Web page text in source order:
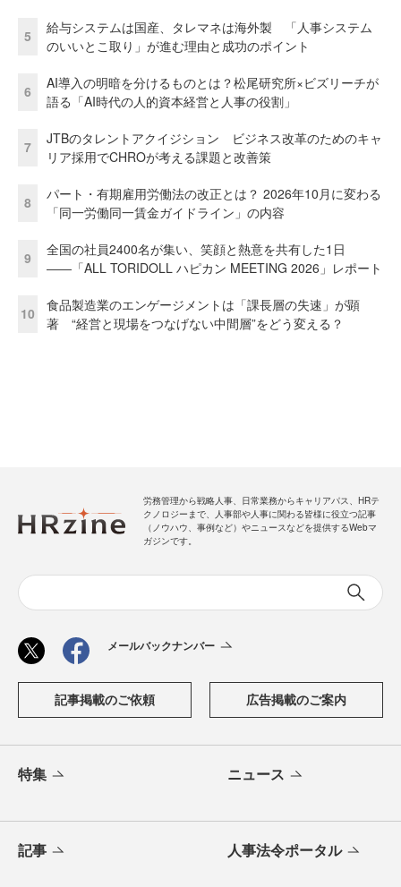
5
給与システムは国産、タレマネは海外製 「人事システム
のいいとこ取り」が進む理由と成功のポイント
6
AI導入の明暗を分けるものとは？松尾研究所×ビズリーチが
語る「AI時代の人的資本経営と人事の役割」
7
JTBのタレントアクイジション ビジネス改革のためのキャ
リア採用でCHROが考える課題と改善策
8
パート・有期雇用労働法の改正とは？ 2026年10月に変わる
「同一労働同一賃金ガイドライン」の内容
9
全国の社員2400名が集い、笑顔と熱意を共有した1日
――「ALL TORIDOLL ハピカン MEETING 2026」レポート
10
食品製造業のエンゲージメントは「課長層の失速」が顕
著 “経営と現場をつなげない中間層”をどう変える？
労務管理から戦略人事、日常業務からキャリアパス、HRテ
クノロジーまで、人事部や人事に関わる皆様に役立つ記事
（ノウハウ、事例など）やニュースなどを提供するWebマ
ガジンです。
メールバックナンバー
記事掲載のご依頼 広告掲載のご案内
特集 ニュース
記事 人事法令ポータル